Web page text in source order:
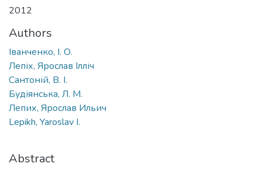
2012
Authors
Іванченко, І. О.
Лепіх, Ярослав Ілліч
Сантоній, В. І.
Будіянська, Л. М.
Лепих, Ярослав Ильич
Lepikh, Yaroslav I.
Abstract